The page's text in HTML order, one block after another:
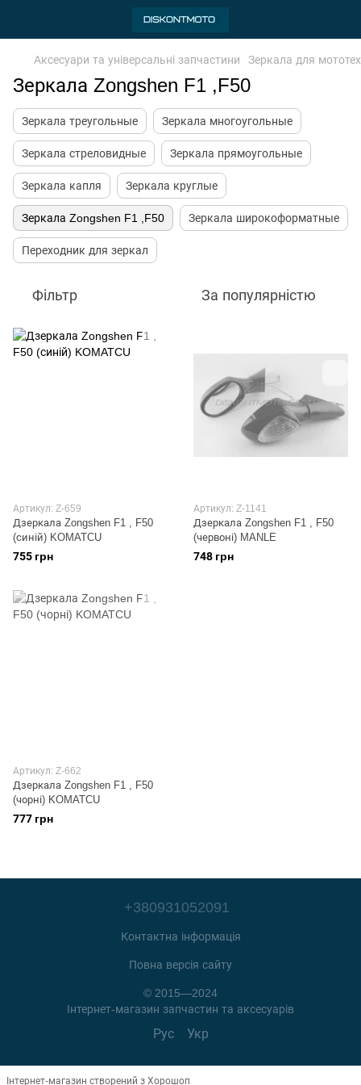
Аксесуари та універсальні запчастини Зеркала для
Зеркала Zongshen F1 ,F50
Зеркала треугольные Зеркала многоугольные
Зеркала стреловидные Зеркала прямоугольные
Зеркала капля Зеркала круглые
Зеркала Zongshen F1 ,F50 Зеркала широкоформатные
Переходник для зеркал
Фільтр За популярністю
Артикул: Z-659
Дзеркала Zongshen F1 , F50
(синій) KOMATCU
755 грн
Артикул: Z-1141
Дзеркала Zongshen F1 , F50
(червоні) MANLE
748 грн
Артикул: Z-662
Дзеркала Zongshen F1 , F50
(чорні) KOMATCU
777 грн
+380931052091
Контактна інформація
Повна версія сайту
© 2015—2024
Інтернет-магазин запчастин та аксесуарів
Рус Укр
Інтернет-магазин створений з Хорошоп